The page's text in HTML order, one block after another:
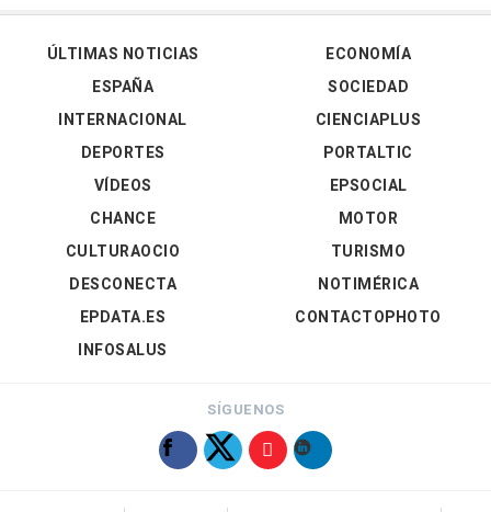
ÚLTIMAS NOTICIAS
ESPAÑA
INTERNACIONAL
DEPORTES
VÍDEOS
ECONOMÍA
SOCIEDAD
CIENCIAPLUS
PORTALTIC
EPSOCIAL
CHANCE
CULTURAOCIO
DESCONECTA
EPDATA.ES
INFOSALUS
MOTOR
TURISMO
NOTIMÉRICA
CONTACTOPHOTO
SÍGUENOS